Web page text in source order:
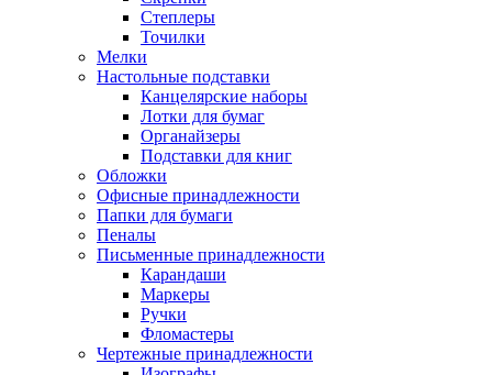
Степлеры
Точилки
Мелки
Настольные подставки
Канцелярские наборы
Лотки для бумаг
Органайзеры
Подставки для книг
Обложки
Офисные принадлежности
Папки для бумаги
Пеналы
Письменные принадлежности
Карандаши
Маркеры
Ручки
Фломастеры
Чертежные принадлежности